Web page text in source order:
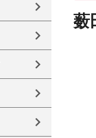
薮